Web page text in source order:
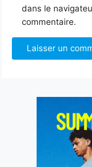
dans le
commentaire.